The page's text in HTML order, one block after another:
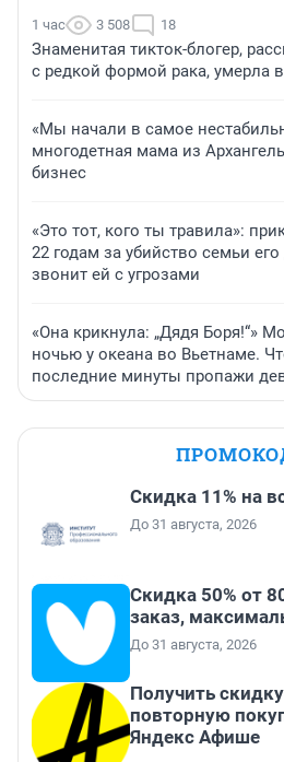
1 час 3 508 18
Знаменитая тикток-блогер,
с редкой формой рака, умерла
«Мы начали в самое
многодетная мама из
бизнес
«Это тот, кого ты травила»:
22 годам за убийство семьи
звонит ей с угрозами
«Она крикнула: „Дядя Боря!“»
ночью у океана во Вьетнаме.
последние минуты пропажи
Скидка 11% на
До 31 августа, 2026
Скидка 50% от
заказ,
До 31 августа, 2026
Получить
повторную
Яндекс Афише